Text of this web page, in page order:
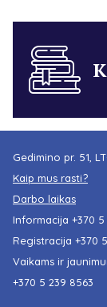
Gedimino pr. 51,
Kaip mus rasti?
Darbo laikas
Informacija +370
Registracija +370
Vaikams ir jaunimui
+370 5 239 8563